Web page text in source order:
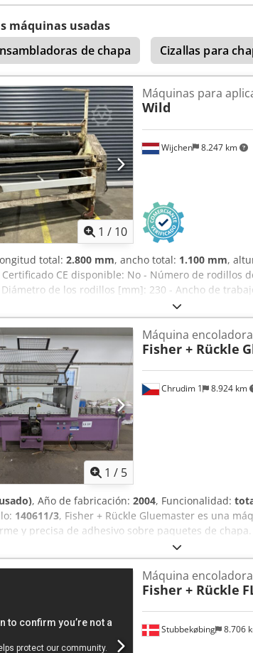
máquinas usadas
de chapa
Cizallas para
1 / 10
Wijchen 8.247 km
Máquinas para
Wild
total: 2.800 mm, ancho total: 1.100 mm,
CE disponible: No - Número de rodillos
de los rodillos [mm]: 230 - Ancho de
x 1100mm x 2250mm (l x an x al) - Paquetes
E Awjfx Ag Sef IVA: El precio indicado es sin IVA
Entrega y recompra posible en
Diebels
1 / 5
Chrudim 1 8.924 km
Máquina
Fisher + Rückle
, Año de fabricación: 2004, Funcionalidad:
140611/3, Fisher + Rückle Gluemaster es una
y precisa de adhesivo sobre paquetes de
garantiza una unión encolada de alta calidad y
a su sistema de guiado preciso, rodillos de
para chapas más exigentes y para un
Stubbekøbing 8.706
Máquina
Fisher + Rückle